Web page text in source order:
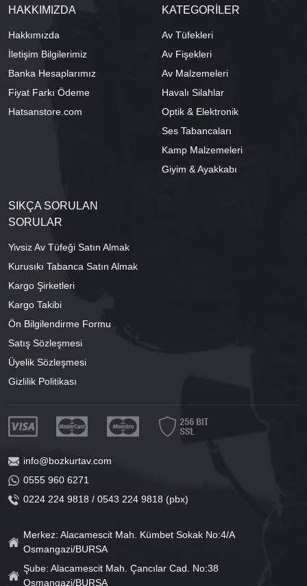
HAKKIMIZDA
Hakkımızda
İletişim Bilgilerimiz
Banka Hesaplarımız
Fiyat Farkı Ödeme
Hatsanstore.com
KATEGORİLER
Av Tüfekleri
Av Fişekleri
Av Malzemeleri
Havalı Silahlar
Optik & Elektronik
Ses Tabancaları
Kamp Malzemeleri
Giyim & Ayakkabı
SIKÇA SORULAN
SORULAR
Yivsiz Av Tüfeği Satın Almak
Kurusıkı Tabanca Satın Almak
Kargo Şirketleri
Kargo Takibi
Ön Bilgilendirme Formu
Satış Sözleşmesi
Üyelik Sözleşmesi
Gizlilik Politikası
info@bozkurtav.com
0555 960 6271
0224 224 9818 / 0543 224 9818 (pbx)
Merkez: Alacamescit Mah. Kümbet Sokak No:4/A
Osmangazi/BURSA
Şube: Alacamescit Mah. Çancılar Cad. No:38
Osmangazi/BURSA